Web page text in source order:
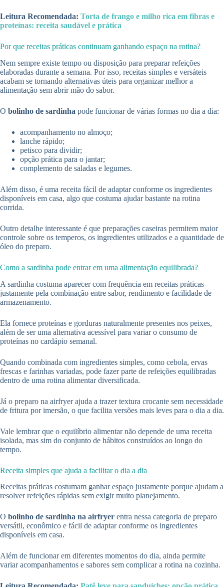
Leitura Recomendada: Torta de frango e milho rica em fibras e
proteínas: receita saudável e prática
Por que receitas práticas continuam ganhando espaço na rotina?
Nem sempre existe tempo ou disposição para preparar refeições
elaboradas durante a semana. Por isso, receitas simples e versáteis
acabam se tornando alternativas úteis para organizar melhor a
alimentação sem abrir mão do sabor.
O bolinho de sardinha pode funcionar de várias formas no dia a dia:
acompanhamento no almoço;
lanche rápido;
petisco para dividir;
opção prática para o jantar;
complemento de saladas e legumes.
Além disso, é uma receita fácil de adaptar conforme os ingredientes
disponíveis em casa, algo que costuma ajudar bastante na rotina
corrida.
Outro detalhe interessante é que preparações caseiras permitem maior
controle sobre os temperos, os ingredientes utilizados e a quantidade de
óleo do preparo.
Como a sardinha pode entrar em uma alimentação equilibrada?
A sardinha costuma aparecer com frequência em receitas práticas
justamente pela combinação entre sabor, rendimento e facilidade de
armazenamento.
Ela fornece proteínas e gorduras naturalmente presentes nos peixes,
além de ser uma alternativa acessível para variar o consumo de
proteínas no cardápio semanal.
Quando combinada com ingredientes simples, como cebola, ervas
frescas e farinhas variadas, pode fazer parte de refeições equilibradas
dentro de uma rotina alimentar diversificada.
Já o preparo na airfryer ajuda a trazer textura crocante sem necessidade
de fritura por imersão, o que facilita versões mais leves para o dia a dia.
Vale lembrar que o equilíbrio alimentar não depende de uma receita
isolada, mas sim do conjunto de hábitos construídos ao longo do
tempo.
Receita simples que ajuda a facilitar o dia a dia
Receitas práticas costumam ganhar espaço justamente porque ajudam a
resolver refeições rápidas sem exigir muito planejamento.
O bolinho de sardinha na airfryer entra nessa categoria de preparo
versátil, econômico e fácil de adaptar conforme os ingredientes
disponíveis em casa.
Além de funcionar em diferentes momentos do dia, ainda permite
variar acompanhamentos e sabores sem complicar a rotina na cozinha.